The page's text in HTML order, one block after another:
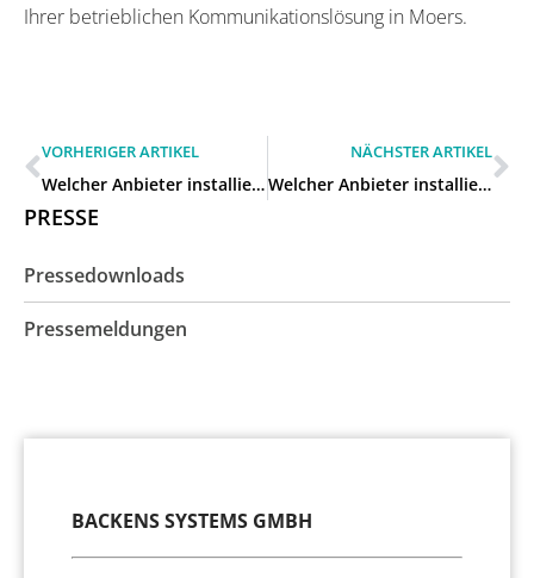
Ihrer betrieblichen Kommunikationslösung in Moers.
VORHERIGER ARTIKEL
Welcher Anbieter installiert zuverlässige Telefonanlagen für Betriebe in Rheinberg?
NÄCHSTER ARTIKEL
Welcher Anbieter installiert zuverlässige Telefonanlagen für Betriebe in Duisburg?
PRESSE
Pressedownloads
Pressemeldungen
BACKENS SYSTEMS GMBH